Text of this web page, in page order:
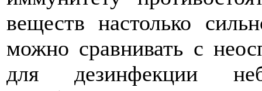
веществ настолько
можно сравнивать с
для дезинфекции